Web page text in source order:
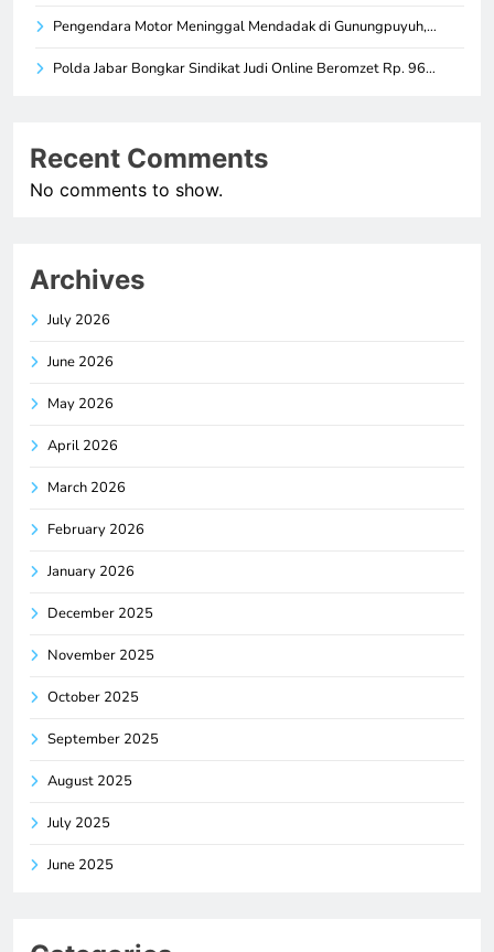
Pengendara Motor Meninggal Mendadak di Gunungpuyuh,…
Polda Jabar Bongkar Sindikat Judi Online Beromzet Rp. 96…
Recent Comments
No comments to show.
Archives
July 2026
June 2026
May 2026
April 2026
March 2026
February 2026
January 2026
December 2025
November 2025
October 2025
September 2025
August 2025
July 2025
June 2025